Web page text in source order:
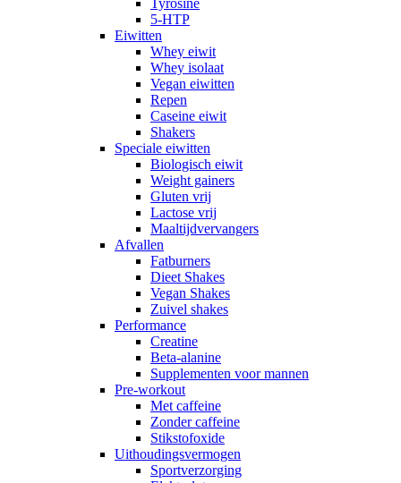
Tyrosine
5-HTP
Eiwitten
Whey eiwit
Whey isolaat
Vegan eiwitten
Repen
Caseine eiwit
Shakers
Speciale eiwitten
Biologisch eiwit
Weight gainers
Gluten vrij
Lactose vrij
Maaltijdvervangers
Afvallen
Fatburners
Dieet Shakes
Vegan Shakes
Zuivel shakes
Performance
Creatine
Beta-alanine
Supplementen voor mannen
Pre-workout
Met caffeine
Zonder caffeine
Stikstofoxide
Uithoudingsvermogen
Sportverzorging